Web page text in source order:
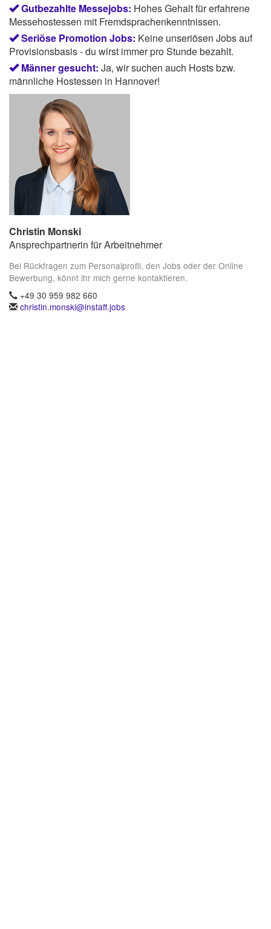
Gutbezahlte Messejobs: Hohes Gehalt für erfahrene
Messehostessen mit Fremdsprachenkenntnissen.
Seriöse Promotion Jobs: Keine unseriösen Jobs auf
Provisionsbasis - du wirst immer pro Stunde bezahlt.
Männer gesucht: Ja, wir suchen auch Hosts bzw.
männliche Hostessen in Hannover!
Christin Monski
Ansprechpartnerin für Arbeitnehmer
Bei Rückfragen zum Personalprofil, den Jobs oder der Online
Bewerbung, könnt ihr mich gerne kontaktieren.
+49 30 959 982 660
christin.monski@instaff.jobs